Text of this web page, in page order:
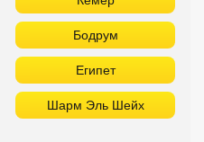
Бодрум
Египет
Шарм Эль Шейх